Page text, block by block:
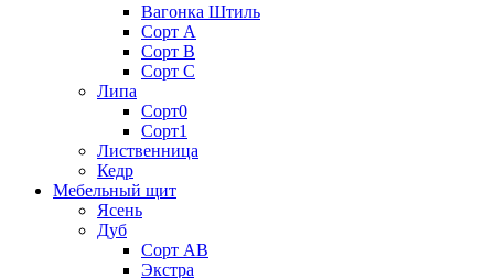
Вагонка Штиль
Сорт А
Сорт В
Сорт С
Липа
Сорт0
Сорт1
Лиственница
Кедр
Мебельный щит
Ясень
Дуб
Сорт АВ
Экстра